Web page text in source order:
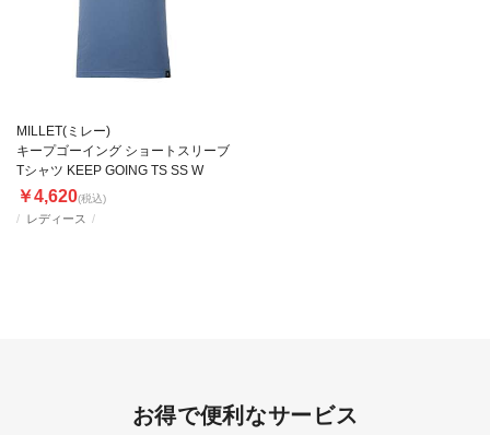
レディース
MILLET(ミレー)
キープゴーイング ショートスリーブ
Tシャツ KEEP GOING TS SS W
￥4,620(税込)
お得で便利なサービス